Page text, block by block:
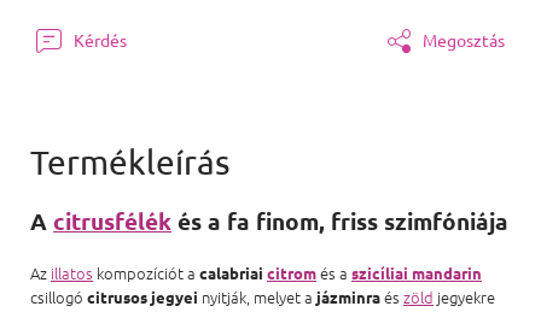
Kérdés Megosztás
A citrusfélék és a fa finom, friss szimfóniája
Az illatos kompozíciót a calabriai citromés a szicíliai mandarin
csillogó citrusos jegyei nyitják, melyet a jázminraés zöld jegyekre